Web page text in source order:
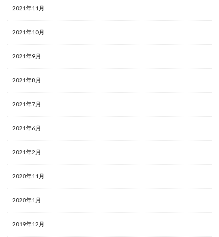
2021年11月
2021年10月
2021年9月
2021年8月
2021年7月
2021年6月
2021年2月
2020年11月
2020年1月
2019年12月